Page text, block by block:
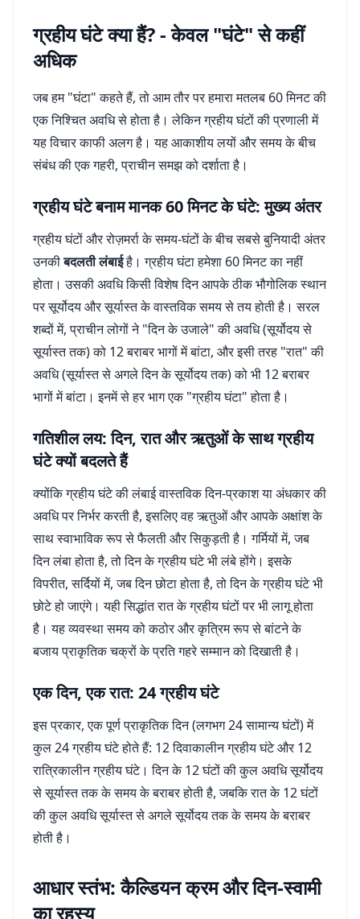
ग्रहीय घंटे क्या हैं? - केवल "घंटे" से कहीं
अधिक
जब हम "घंटा" कहते हैं, तो आम तौर पर हमारा मतलब 60 मिनट की
एक निश्चित अवधि से होता है। लेकिन ग्रहीय घंटों की प्रणाली में
यह विचार काफी अलग है। यह आकाशीय लयों और समय के बीच
संबंध की एक गहरी, प्राचीन समझ को दर्शाता है।
ग्रहीय घंटे बनाम मानक 60 मिनट के घंटे: मुख्य अंतर
ग्रहीय घंटों और रोज़मर्रा के समय-घंटों के बीच सबसे बुनियादी अंतर
उनकीबदलती लंबाईहै। ग्रहीय घंटा हमेशा 60 मिनट का नहीं
होता। उसकी अवधि किसी विशेष दिन आपके ठीक भौगोलिक स्थान
पर सूर्योदय और सूर्यास्त के वास्तविक समय से तय होती है। सरल
शब्दों में, प्राचीन लोगों ने "दिन के उजाले" की अवधि (सूर्योदय से
सूर्यास्त तक) को 12 बराबर भागों में बांटा, और इसी तरह "रात" की
अवधि (सूर्यास्त से अगले दिन के सूर्योदय तक) को भी 12 बराबर
भागों में बांटा। इनमें से हर भाग एक "ग्रहीय घंटा" होता है।
गतिशील लय: दिन, रात और ऋतुओं के साथ ग्रहीय
घंटे क्यों बदलते हैं
क्योंकि ग्रहीय घंटे की लंबाई वास्तविक दिन-प्रकाश या अंधकार की
अवधि पर निर्भर करती है, इसलिए वह ऋतुओं और आपके अक्षांश के
साथ स्वाभाविक रूप से फैलती और सिकुड़ती है। गर्मियों में, जब
दिन लंबा होता है, तो दिन के ग्रहीय घंटे भी लंबे होंगे। इसके
विपरीत, सर्दियों में, जब दिन छोटा होता है, तो दिन के ग्रहीय घंटे भी
छोटे हो जाएंगे। यही सिद्धांत रात के ग्रहीय घंटों पर भी लागू होता
है। यह व्यवस्था समय को कठोर और कृत्रिम रूप से बांटने के
बजाय प्राकृतिक चक्रों के प्रति गहरे सम्मान को दिखाती है।
एक दिन, एक रात: 24 ग्रहीय घंटे
इस प्रकार, एक पूर्ण प्राकृतिक दिन (लगभग 24 सामान्य घंटों) में
कुल 24 ग्रहीय घंटे होते हैं: 12 दिवाकालीन ग्रहीय घंटे और 12
रात्रिकालीन ग्रहीय घंटे। दिन के 12 घंटों की कुल अवधि सूर्योदय
से सूर्यास्त तक के समय के बराबर होती है, जबकि रात के 12 घंटों
की कुल अवधि सूर्यास्त से अगले सूर्योदय तक के समय के बराबर
होती है।
आधार स्तंभ: कैल्डियन क्रम और दिन-स्वामी
का रहस्य